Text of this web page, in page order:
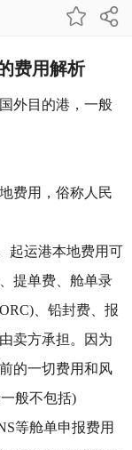
费用解析
外目的港，一般
费用，俗称人民
起运港本地费用可
提单费、舱单录
、铅封费、报
卖方承担。因为
的一切费用和风
般不包括)
等舱单申报费用